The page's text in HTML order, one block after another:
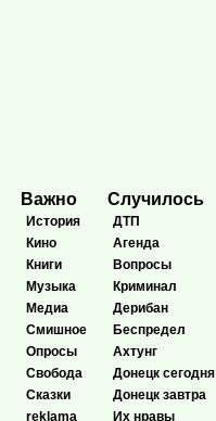
Важно
История
Кино
Книги
Музыка
Медиа
Смишное
Опросы
Свобода
Сказки
reklama
Случилось
ДТП
Агенда
Вопросы
Криминал
Дерибан
Беспредел
Ахтунг
Донецк сегодня
Донецк завтра
Их нравы